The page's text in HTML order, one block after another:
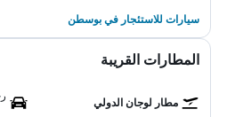
سيارات للاستئجار في بوسطن
المطارات القريبة
مطار لوجان الدولي